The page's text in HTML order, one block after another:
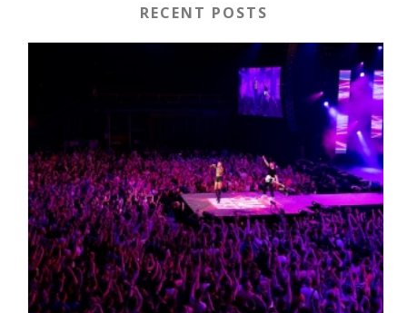
RECENT POSTS